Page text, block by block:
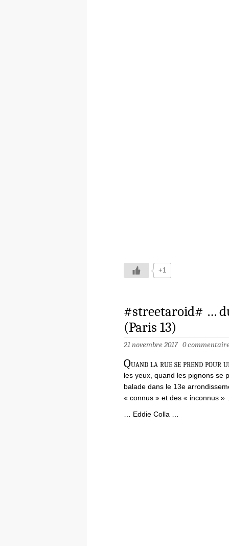
+1
#streetaroid# …
(Paris 13)
21 novembre 2017 0
Quand la rue se prend pour
les yeux, quand les pignons se
balade dans le 13e
« connus » et des « inconnus
… Eddie Colla …